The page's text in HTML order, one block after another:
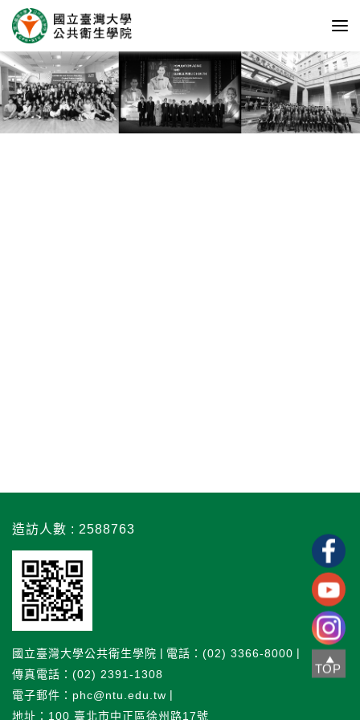
TOP
造訪人數 : 2588763
國立臺灣大學公共衛生學院
電話：(02) 3366-8000
傳真電話：(02) 2391-1308
電子郵件：phc@ntu.edu.tw
地址：100 臺北市中正區徐州路17號